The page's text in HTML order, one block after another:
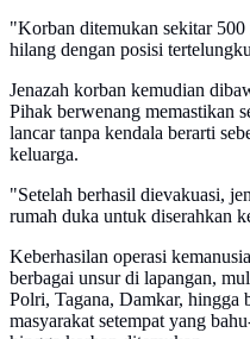
"Korban ditemukan sekitar
hilang dengan posisi
Jenazah korban kemudian
Pihak berwenang memastikan
lancar tanpa kendala berarti
keluarga.
"Setelah berhasil dievakuasi,
rumah duka untuk diserahkan
Keberhasilan operasi
berbagai unsur di lapangan,
Polri, Tagana, Damkar, hingga
masyarakat setempat yang